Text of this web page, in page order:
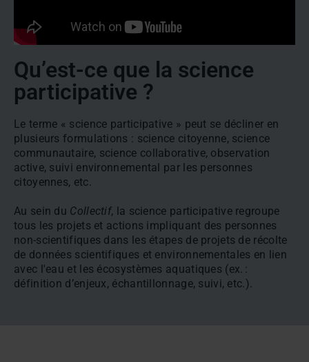
Qu’est-ce que la science
participative ?
Le terme « science participative » peut se décliner en
plusieurs formulations : science citoyenne, science
communautaire, science collaborative, observation
active, suivi environnemental par les personnes
citoyennes, etc.
Au sein du Collectif, la science participative regroupe
tous les projets et actions impliquant des personnes
non-scientifiques dans les étapes de projets de récolte
de données scientifiques et environnementales en lien
avec l'eau et les écosystèmes aquatiques (ex. :
définition d’enjeux, échantillonnage, suivi, etc.).